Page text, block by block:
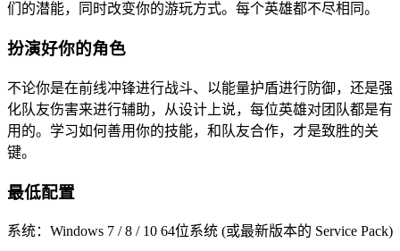
们的潜能，同时改变你的游玩方式。每个英雄都不尽相同。
扮演好你的角色
不论你是在前线冲锋进行战斗、以能量护盾进行防御，还是强
化队友伤害来进行辅助，从设计上说，每位英雄对团队都是有
用的。学习如何善用你的技能，和队友合作，才是致胜的关
键。
最低配置
系统：Windows 7 / 8 / 10 64位系统 (或最新版本的 Service Pack)